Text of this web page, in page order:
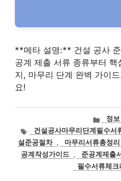
**메타 설명:** 건설 공사
공계 제출 서류 종류부터
지, 마무리 단계 완벽 가이
요!
카
테
고
리
정보
태
그
건설공사마무리단계필수서
설준공절차 , 마무리서류총정리
공계작성가이드 , 준공계제출
필수서류체크